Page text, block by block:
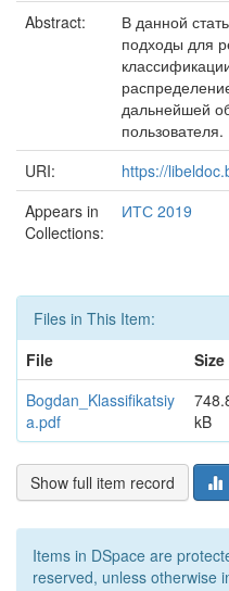
Abstract:
В данной
подходы для
дальнейшей
пользователя.
URI:
https://
Appears in
Collections:
ИТС 2019
Files in This Item:
File
Size
Bogdan_Klassifikatsiy
a.pdf
kB
Show full item record
Items in DSpace are
reserved, unless otherwise